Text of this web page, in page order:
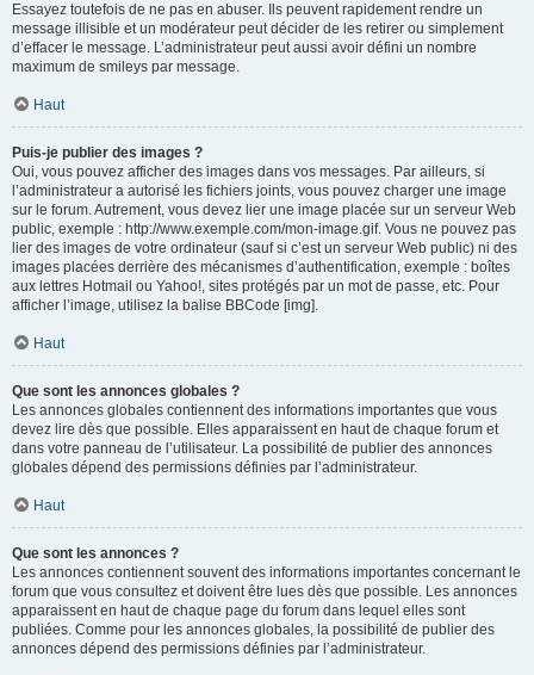
Essayez toutefois de ne pas en abuser. Ils peuvent rapidement rendre un
message illisible et un modérateur peut décider de les retirer ou simplement
d’effacer le message. L’administrateur peut aussi avoir défini un nombre
maximum de smileys par message.
Haut
Puis-je publier des images ?
Oui, vous pouvez afficher des images dans vos messages. Par ailleurs, si
l’administrateur a autorisé les fichiers joints, vous pouvez charger une image
sur le forum. Autrement, vous devez lier une image placée sur un serveur Web
public, exemple : http://www.exemple.com/mon-image.gif. Vous ne pouvez pas
lier des images de votre ordinateur (sauf si c’est un serveur Web public) ni des
images placées derrière des mécanismes d’authentification, exemple : boîtes
aux lettres Hotmail ou Yahoo!, sites protégés par un mot de passe, etc. Pour
afficher l’image, utilisez la balise BBCode [img].
Haut
Que sont les annonces globales ?
Les annonces globales contiennent des informations importantes que vous
devez lire dès que possible. Elles apparaissent en haut de chaque forum et
dans votre panneau de l’utilisateur. La possibilité de publier des annonces
globales dépend des permissions définies par l’administrateur.
Haut
Que sont les annonces ?
Les annonces contiennent souvent des informations importantes concernant le
forum que vous consultez et doivent être lues dès que possible. Les annonces
apparaissent en haut de chaque page du forum dans lequel elles sont
publiées. Comme pour les annonces globales, la possibilité de publier des
annonces dépend des permissions définies par l’administrateur.